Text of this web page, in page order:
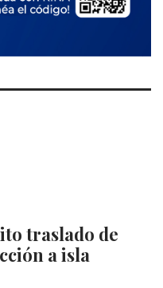
traslado de
a isla